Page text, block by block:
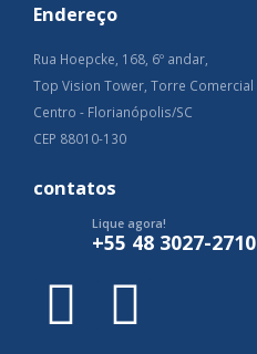
Endereço
Rua Hoepcke, 168, 6º andar,
Top Vision Tower, Torre Comercial
Centro - Florianópolis/SC
CEP 88010-130
contatos
Lique agora!
+55 48 3027-2710